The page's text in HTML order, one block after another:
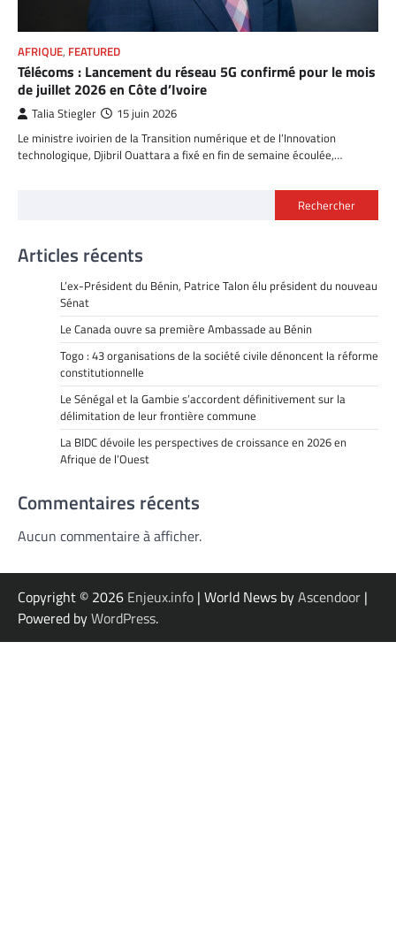
AFRIQUE, FEATURED
Télécoms : Lancement du réseau 5G confirmé pour le mois
de juillet 2026 en Côte d’Ivoire
Talia Stiegler 15 juin 2026
Le ministre ivoirien de la Transition numérique et de l’Innovation
technologique, Djibril Ouattara a fixé en fin de semaine écoulée,…
Rechercher
Articles récents
L’ex-Président du Bénin, Patrice Talon élu président du nouveau
Sénat
Le Canada ouvre sa première Ambassade au Bénin
Togo : 43 organisations de la société civile dénoncent la réforme
constitutionnelle
Le Sénégal et la Gambie s’accordent définitivement sur la
délimitation de leur frontière commune
La BIDC dévoile les perspectives de croissance en 2026 en
Afrique de l’Ouest
Commentaires récents
Aucun commentaire à afficher.
Copyright © 2026 Enjeux.info | World News byAscendoor |
Powered byWordPress.